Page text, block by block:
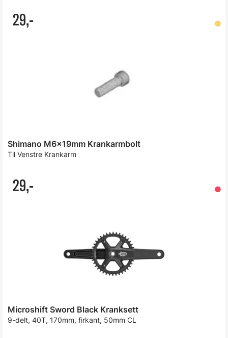
29,-
Shimano M6x19mm Krankarmbolt
Til Venstre Krankarm
29,-
Microshift Sword Black Kranksett
9-delt, 40T, 170mm, firkant, 50mm CL